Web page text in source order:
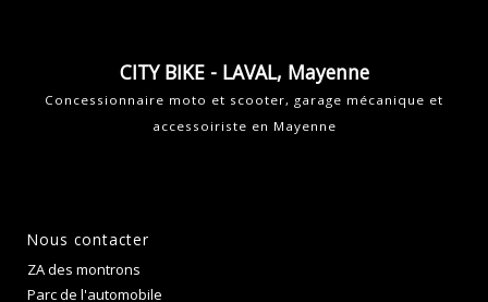
CITY BIKE - LAVAL, Mayenne
Concessionnaire moto et scooter, garage mécanique et
accessoiriste en Mayenne
Nous contacter
ZA des montrons
Parc de l'automobile